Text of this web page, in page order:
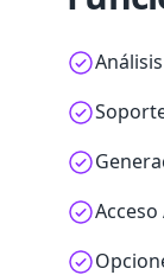
Acceso